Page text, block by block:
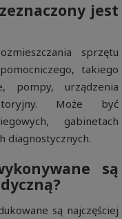
jest
sprzętu
takiego
pompy, urządzenia
Może być
gabinetach
diagnostycznych.
są
są najczęściej